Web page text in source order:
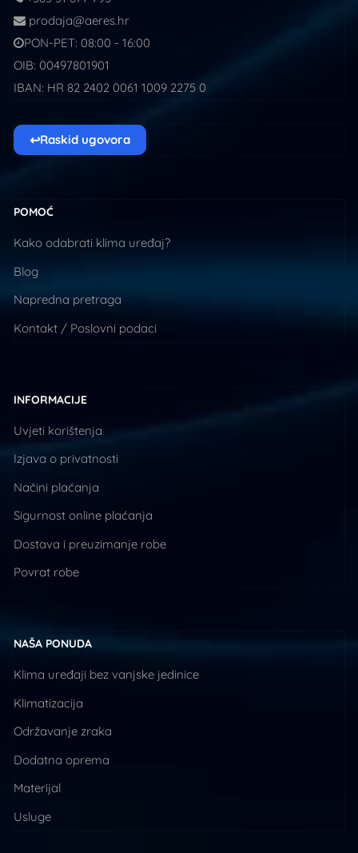
prodaja@aeres.hr
PON-PET: 08:00 - 16:00
OIB: 00497801901
IBAN: HR 82 2402 0061 1009 2275 0
↩Raskid ugovora
POMOĆ
Kako odabrati klima uređaj?
Blog
Napredna pretraga
Kontakt / Poslovni podaci
INFORMACIJE
Uvjeti korištenja
Izjava o privatnosti
Načini plaćanja
Sigurnost online plaćanja
Dostava i preuzimanje robe
Povrat robe
NAŠA PONUDA
Klima uređaji bez vanjske jedinice
Klimatizacija
Održavanje zraka
Dodatna oprema
Materijal
Usluge